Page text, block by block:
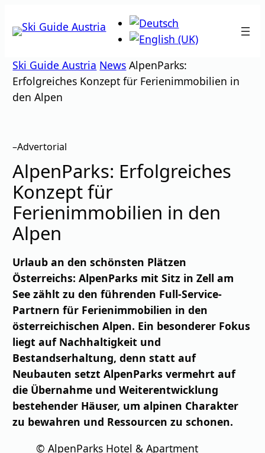
Inhalt
Ski Guide Austria News AlpenParks:
Erfolgreiches Konzept für Ferienimmobilien in
den Alpen
–Advertorial
AlpenParks: Erfolgreiches
Konzept für
Ferienimmobilien in den
Alpen
Urlaub an den schönsten Plätzen
Österreichs: AlpenParks mit Sitz in Zell am
See zählt zu den führenden Full-Service-
Partnern für Ferienimmobilien in den
österreichischen Alpen. Ein besonderer Fokus
liegt auf Nachhaltigkeit und
Bestandserhaltung, denn statt auf
Neubauten setzt AlpenParks vermehrt auf
die Übernahme und Weiterentwicklung
bestehender Häuser, um alpinen Charakter
zu bewahren und Ressourcen zu schonen.
© AlpenParks Hotel & Apartment